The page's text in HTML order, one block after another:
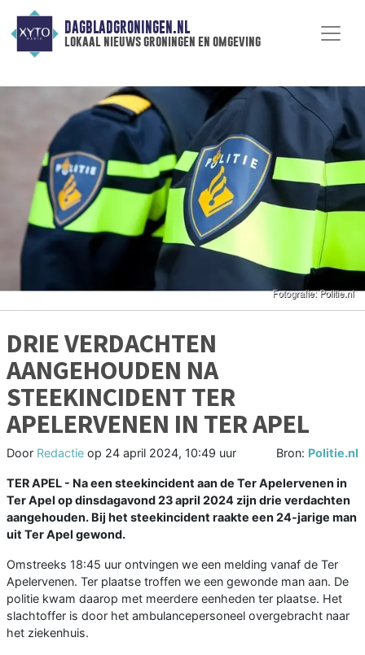
DAGBLADGRONINGEN.NL
lokaal nieuws groningen en omgeving
DRIE VERDACHTEN
AANGEHOUDEN NA
STEEKINCIDENT TER
APELERVENEN IN TER APEL
Door Redactie op 24 april 2024, 10:49 uur Bron: Politie.nl
TER APEL - Na een steekincident aan de Ter Apelervenen in
Ter Apel op dinsdagavond 23 april 2024 zijn drie verdachten
aangehouden. Bij het steekincident raakte een 24-jarige man
uit Ter Apel gewond.
Omstreeks 18:45 uur ontvingen we een melding vanaf de Ter
Apelervenen. Ter plaatse troffen we een gewonde man aan. De
politie kwam daarop met meerdere eenheden ter plaatse. Het
slachtoffer is door het ambulancepersoneel overgebracht naar
het ziekenhuis.